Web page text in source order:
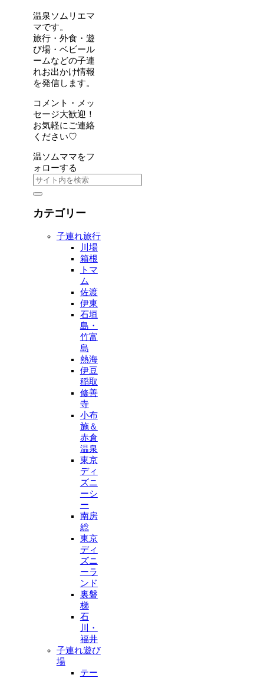
温泉ソムリエマ
マです。
旅行・外食・遊
び場・ベビール
ームなどの子連
れお出かけ情報
を発信します。
コメント・メッ
セージ大歓迎！
お気軽にご連絡
ください♡
温ソムママをフ
ォローする
カテゴリー
子連れ旅行
川場
箱根
トマ
ム
佐渡
伊東
石垣
島・
竹富
島
熱海
伊豆
稲取
修善
寺
小布
施＆
赤倉
温泉
東京
ディ
ズニ
ーシ
ー
南房
総
東京
ディ
ズニ
ーラ
ンド
裏磐
梯
石
川・
福井
子連れ遊び
場
テー